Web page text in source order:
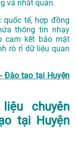
và nhất quán.
quốc tế, hợp đồng
thông tin nhạy
cam kết bảo mật
rò rỉ dữ liệu quan
Đào tạo tại Huyện
chuyên
tại Huyện